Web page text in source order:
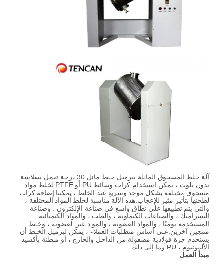
آلة خلط المسحوق المائلة ببرميل خلط مائل 30 درجة تعمل بسلاسة
بدون تلوث ، يمكن استخدام كرات وسائط PU أو PTFE لخلط مواد
مسحوق مختلفة بشكل موحد وسريع.عند الخلط ، يمكننا إضافة كرات
لطحنها بتأثير مثير للإعجاب.هذه الآلة مناسبة لخلط المواد المختلفة ،
والتي يتم تطبيقها على نطاق واسع في صناعة الإلكترون ، وصناعة
السيراميك ، والصناعات الكيماوية ، والطب ، والمواد الكيميائية
المستخدمة يوميًا ، والمواد العضوية ، والمواد غير العضوية ، وخلط
منتجين آخرين.على أساس متطلبات العملاء ، يمكن لبرميل الخلط أن
يستخدم جرة فولاذية مصقولة من الداخل والخارج ، أو مبطنة بأكسيد
الألمونيوم ، PU وما إلى ذلك.
مبدأ العمل